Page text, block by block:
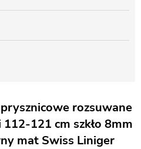
rozsuwane
121 cm szkło 8mm
mat Swiss Liniger